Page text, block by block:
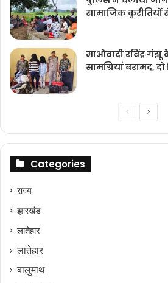
सामाजिक कुरीतियों
माओवादी रविंद्र गंझू
सामग्रियां बरामद,
PreviousNext
Categories
राज्‍य
झारखंड
लातेहार
लातेहार
बालुमाथ